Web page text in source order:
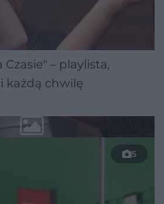
Czasie" – playlista,
każdą chwilę
5